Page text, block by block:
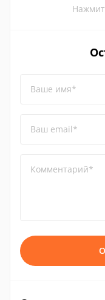
Ваше имя*
Ваш email*
Комментарий*